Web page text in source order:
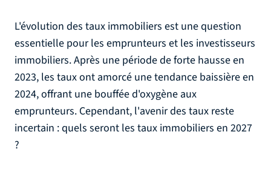
L'évolution des taux immobiliers est une question
essentielle pour les emprunteurs et les investisseurs
immobiliers. Après une période de forte hausse en
2023, les taux ont amorcé une tendance baissière en
2024, offrant une bouffée d'oxygène aux
emprunteurs. Cependant, l'avenir des taux reste
incertain : quels seront les taux immobiliers en 2027
?